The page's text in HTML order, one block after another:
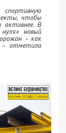
спортивную
чтобы
активнее. В
новый
– как
отметила